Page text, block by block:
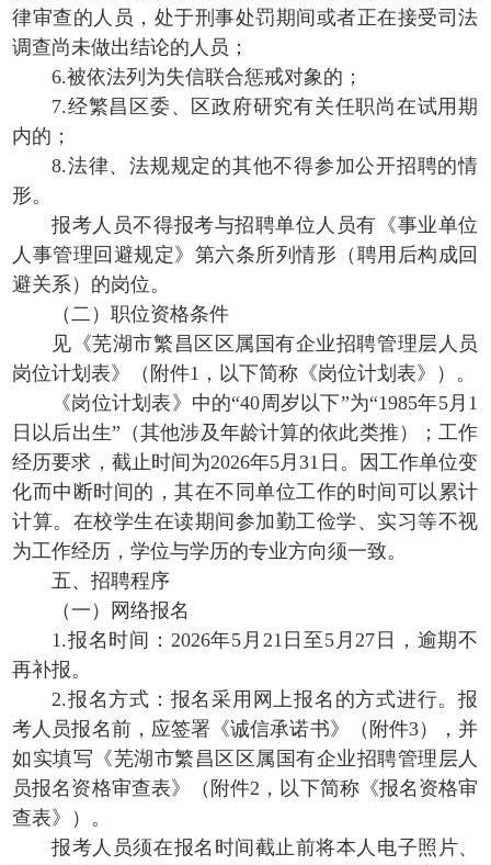
律审查的人员，处于刑事处罚期间或者正在接受司法
调查尚未做出结论的人员；
6.被依法列为失信联合惩戒对象的；
7.经繁昌区委、区政府研究有关任职尚在试用期
内的；
8.法律、法规规定的其他不得参加公开招聘的情
形。
报考人员不得报考与招聘单位人员有《事业单位
人事管理回避规定》第六条所列情形（聘用后构成回
避关系）的岗位。
（二）职位资格条件
见《芜湖市繁昌区区属国有企业招聘管理层人员
岗位计划表》（附件1，以下简称《岗位计划表》）。
《岗位计划表》中的“40周岁以下”为“1985年5月1
日以后出生”（其他涉及年龄计算的依此类推）；工作
经历要求，截止时间为2026年5月31日。因工作单位变
化而中断时间的，其在不同单位工作的时间可以累计
计算。在校学生在读期间参加勤工俭学、实习等不视
为工作经历，学位与学历的专业方向须一致。
五、招聘程序
（一）网络报名
1.报名时间：2026年5月21日至5月27日，逾期不
再补报。
2.报名方式：报名采用网上报名的方式进行。报
考人员报名前，应签署《诚信承诺书》（附件3），并
如实填写《芜湖市繁昌区区属国有企业招聘管理层人
员报名资格审查表》（附件2，以下简称《报名资格审
查表》）。
报考人员须在报名时间截止前将本人电子照片、